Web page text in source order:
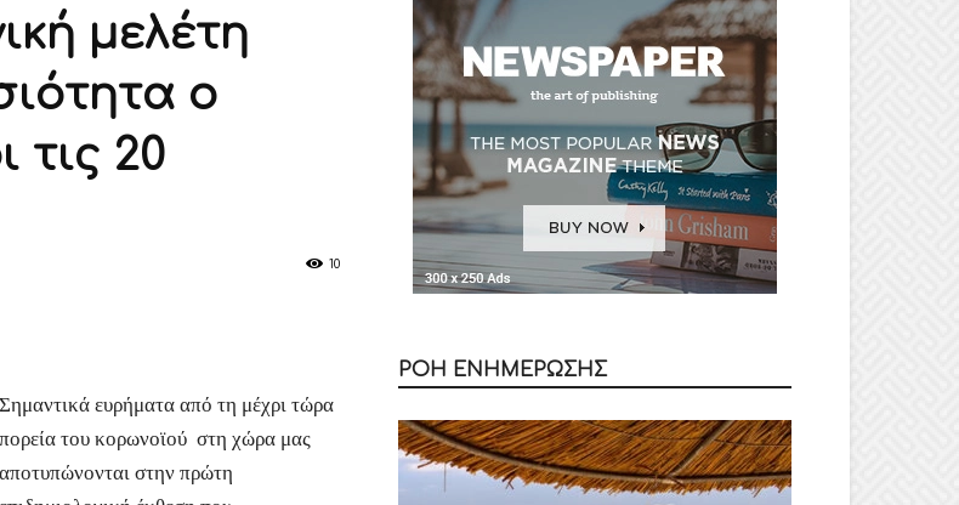
μελέτη
ο
τις 20
10
Σημαντικά ευρήματα από τη μέχρι τώρα
πορεία του κορωνοϊού στη χώρα μας
αποτυπώνονται στην πρώτη
ΡΟΗ ΕΝΗΜΕΡΩΣΗΣ